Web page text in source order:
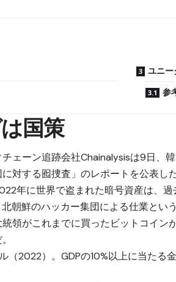
ユニ
参
国策
ェーン追跡会社Chainalysisは9日、
対する囮捜査」のレポートを公表した
年に世界で盗まれた暗号資産は、
朝鮮のハッカー集団による仕業とい
領がこれまでに買ったビットコイン
（2022）。GDPの10%以上に当たる